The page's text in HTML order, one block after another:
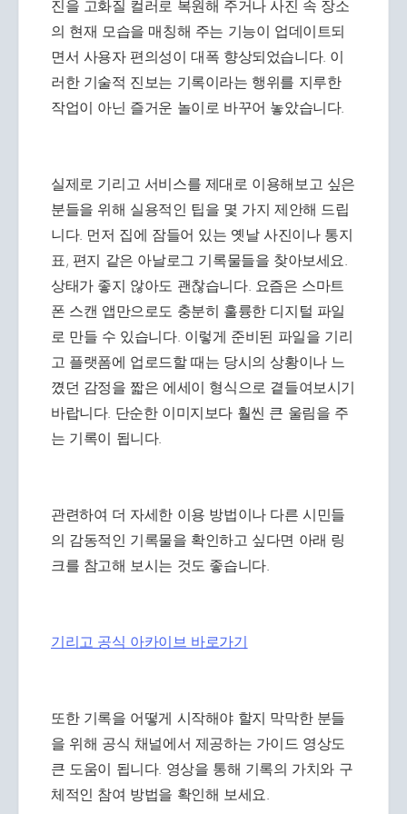
진을 고화질 컬러로 복원해 주거나 사진 속 장소
의 현재 모습을 매칭해 주는 기능이 업데이트되
면서 사용자 편의성이 대폭 향상되었습니다. 이
러한 기술적 진보는 기록이라는 행위를 지루한
작업이 아닌 즐거운 놀이로 바꾸어 놓았습니다.
실제로 기리고 서비스를 제대로 이용해보고 싶은
분들을 위해 실용적인 팁을 몇 가지 제안해 드립
니다. 먼저 집에 잠들어 있는 옛날 사진이나 통지
표, 편지 같은 아날로그 기록물들을 찾아보세요.
상태가 좋지 않아도 괜찮습니다. 요즘은 스마트
폰 스캔 앱만으로도 충분히 훌륭한 디지털 파일
로 만들 수 있습니다. 이렇게 준비된 파일을 기리
고 플랫폼에 업로드할 때는 당시의 상황이나 느
꼈던 감정을 짧은 에세이 형식으로 곁들여보시기
바랍니다. 단순한 이미지보다 훨씬 큰 울림을 주
는 기록이 됩니다.
관련하여 더 자세한 이용 방법이나 다른 시민들
의 감동적인 기록물을 확인하고 싶다면 아래 링
크를 참고해 보시는 것도 좋습니다.
기리고 공식 아카이브 바로가기
또한 기록을 어떻게 시작해야 할지 막막한 분들
을 위해 공식 채널에서 제공하는 가이드 영상도
큰 도움이 됩니다. 영상을 통해 기록의 가치와 구
체적인 참여 방법을 확인해 보세요.